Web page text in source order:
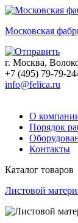
Московская
г. Москва,
+7 (495) 79-79-
info@felica.ru
О
Порядок
Контакты
Каталог товаров
Листовой